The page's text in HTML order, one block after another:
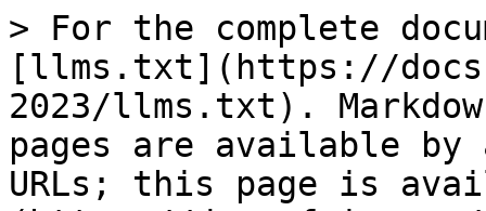
> For the complete
[llms.txt](https://
2023/llms.txt).
pages are available by
URLs; this page is